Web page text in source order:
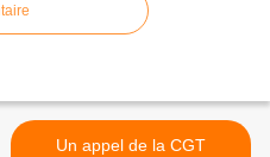
Un appel de la CGT